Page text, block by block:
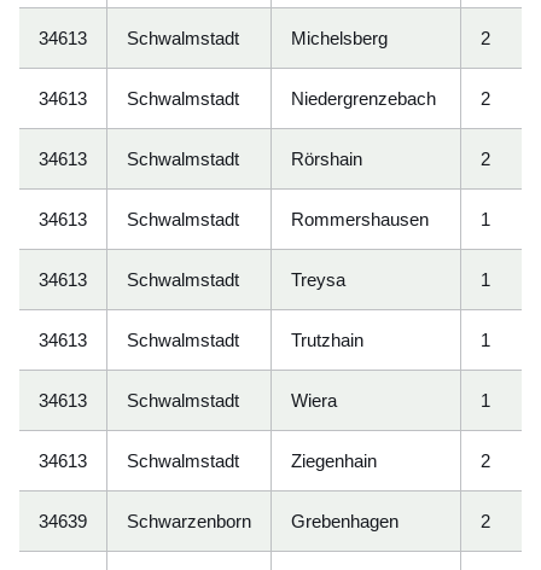
34613 Schwalmstadt Michelsberg 2
34613 Schwalmstadt Niedergrenzebach 2
34613 Schwalmstadt Rörshain 2
34613 Schwalmstadt Rommershausen 1
34613 Schwalmstadt Treysa 1
34613 Schwalmstadt Trutzhain 1
34613 Schwalmstadt Wiera 1
34613 Schwalmstadt Ziegenhain 2
34639 Schwarzenborn Grebenhagen 2